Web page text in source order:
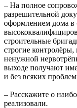
– На полное
разрешительной
оформлением дома в
строительные
строгие
ненужной
выходе получают
и без всяких
– Расскажите о
реализовали.